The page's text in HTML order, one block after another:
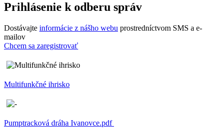
Prihlásenie k odberu správ
Dostávajte informácie z nášho webu prostredníctvom SMS a e-
mailov
Chcem sa zaregistrovať
Multifunkčné ihrisko
Pumptracková dráha Ivanovce.pdf